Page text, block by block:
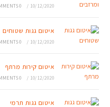
10/12/2020
/
0 COMMENTS
איטום גגות שטוחים
10/12/2020
/
0 COMMENTS
איטום קירות מרתף
10/12/2020
/
0 COMMENTS
איטום גגות תרמי